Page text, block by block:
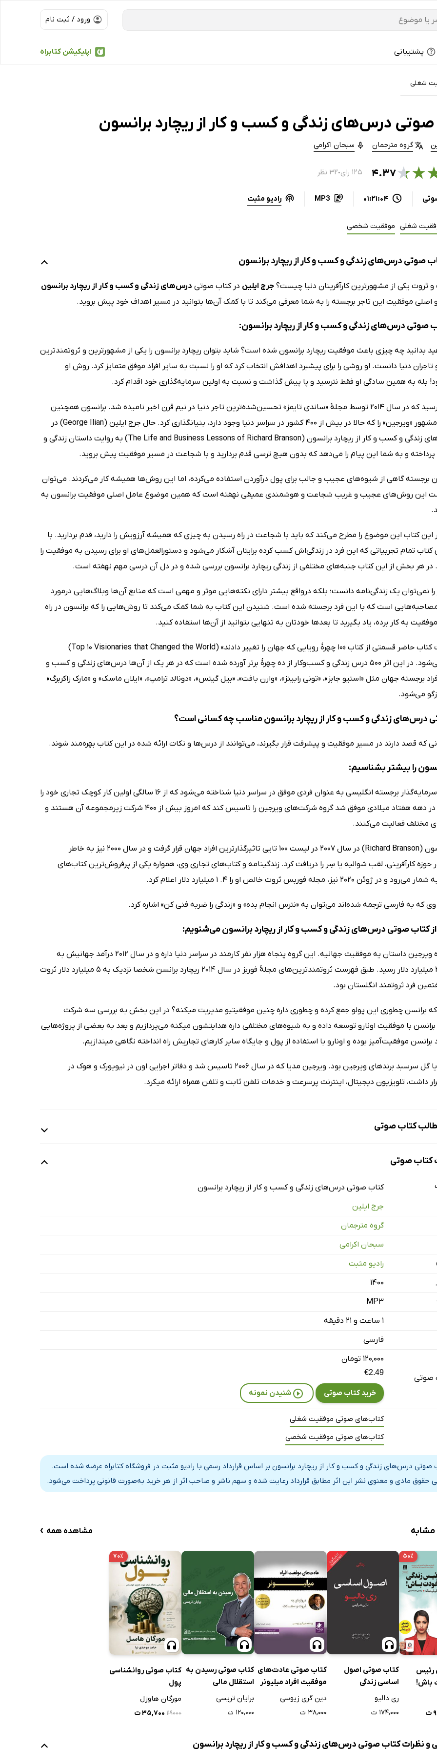
ورود / ثبت نام
اپلیکیشن کتابراه پشتیبانی
شغلی
درس‌های زندگی و کسب و کار از ریچارد برانسون
گروه مترجمان سبحان اکرامی
★
★۴.۳۷ ۱۲۵ رای ● ۳۲ نظر
01:21:04
MP3 رادیو مثبت
شغلی موفقیت شخصی
صوتی درس‌های زندگی و کسب و کار از ریچارد برانسون
و ثروت یکی از مشهورترین کارآفرینان دنیا چیست؟ جرج ایلین در کتاب صوتی درس‌های زندگی و کسب و کار از ریچارد برانسون
اصلی موفقیت این تاجر برجسته را به شما معرفی می‌کند تا با کمک آن‌ها بتوانید در مسیر اهداف خود پیش بروید.
صوتی درس‌های زندگی و کسب و کار از ریچارد برانسون:
بدانید چه چیزی باعث موفقیت ریچارد برانسون شده است؟ شاید بتوان ریچارد برانسون را یکی از مشهورترین و ثروتمندترین
و تاجران دنیا دانست. او روشی را برای پیشبرد اهدافش انتخاب کرد که او را نسبت به سایر افراد موفق متمایز کرد. روش او
بله به همین سادگی او فقط نترسید و پا پیش گذاشت و نسبت به اولین سرمایه‌گذاری خود اقدام کرد.
او تا جایی رسید که در سال 2014 توسط مجلهٔ «ساندی تایمز» تحسین‌شده‌ترین تاجر دنیا در نیم قرن اخیر نامیده شد. برانسون همچنین
شرکت‌های مشهور «ویرجین» را که حالا در بیش از 400 کشور در سراسر دنیا وجود دارد، بنیانگذاری کرد. حال جرج ایلین (George Ilian) در
کتاب درس‌های زندگی و کسب و کار از ریچارد برانسون (The Life and Business Lessons of Richard Branson) به روایت داستان زندگی و
و به شما این پیام را می‌دهد که بدون هیچ ترسی قدم بردارید و با شجاعت در مسیر موفقیت پیش بروید.
برجسته گاهی از شیوه‌های عجیب و جالب برای پول درآوردن استفاده می‌کرده، اما این روش‌ها همیشه کار می‌کردند. می‌توان
این روش‌های عجیب و غریب شجاعت و هوشمندی عمیقی نهفته است که همین موضوع عامل اصلی موفقیت برانسون به
این کتاب این موضوع را مطرح می‌کند که باید با شجاعت در راه رسیدن به چیزی که همیشه آرزویش را دارید، قدم بردارید. با
تمام تجربیاتی که این فرد در زندگی‌اش کسب کرده برایتان آشکار می‌شود و دستورالعمل‌های او برای رسیدن به موفقیت را
در هر بخش از این کتاب جنبه‌های مختلفی از زندگی ریچارد برانسون بررسی شده و در دل آن درسی مهم نهفته است.
نمی‌توان یک زندگی‌نامه دانست؛ بلکه درواقع بیشتر دارای نکته‌هایی موثر و مهمی است که منابع آن‌ها وبلاگ‌هایی درمورد
است که با این فرد برجسته شده است. شنیدن این کتاب به شما کمک می‌کند تا روش‌هایی را که برانسون در راه
به کار برده، یاد بگیرید تا بعدها خودتان به تنهایی بتوانید از آن‌ها استفاده کنید.
گفتنی است کتاب حاضر قسمتی از کتاب «10 چهرۀ رویایی که جهان را تغییر دادند» (Top 10 Visionaries that Changed the World)
محسوب می‌شود. در این اثر 500 درس زندگی و کسب‌وکار از ده چهرۀ برتر آورده شده است که در هر یک از آن‌ها درس‌های زندگی و کسب و
برجسته جهان مثل «استیو جابز»، «تونی رابینز»، «وارن بافت»، «بیل گیتس»، «دونالد ترامپ»، «ایلان ماسک» و «مارک زاکربرگ»
می‌شود.
درس‌های زندگی و کسب و کار از ریچارد برانسون مناسب چه کسانی است؟
که قصد دارند در مسیر موفقیت و پیشرفت قرار بگیرند، می‌توانند از درس‌ها و نکات ارائه شده در این کتاب بهره‌مند شوند.
را بیشتر بشناسیم:
این تاجر و سرمایه‌گذار برجسته انگلیسی به عنوان فردی موفق در سراسر دنیا شناخته می‌شود که از 16 سالگی اولین کار کوچک تجاری خود را
آغاز کرد. او در دهه هفتاد میلادی موفق شد گروه شرکت‌های ویرجین را تاسیس کند که امروز بیش از 400 شرکت زیرمجموعه آن هستند و
مختلف فعالیت می‌کنند.
ریچارد برانسون (Richard Branson) در سال 2007 در لیست 100 تایی تاثیرگذارترین افراد جهان قرار گرفت و در سال 2000 نیز به خاطر
کارآفرینی، لقب شوالیه یا سِر را دریافت کرد. زندگینامه و کتاب‌های تجاری وی، همواره یکی از پرفروش‌ترین کتاب‌های
2020 نیز، مجله فوربس ثروت خالص او را 4. 1 میلیارد دلار اعلام کرد.
وی که به فارسی ترجمه شده‌اند می‌توان به «نترس انجام بده» و «زندگی را ضربه فنی کن» اشاره کرد.
کتاب صوتی درس‌های زندگی و کسب و کار از ریچارد برانسون می‌شنویم:
ماجرای گروه ویرجین داستان یه موفقیت جهانیه. این گروه پنجاه هزار نفر کارمند در سراسر دنیا داره و در سال 2012 درآمد جهانیش به
بیشتر از 24 میلیارد دلار رسید. طبق فهرست ثروتمندترین‌های مجلهٔ فوربز در سال 2014 ریچارد برانسن شخصا نزدیک به 5 میلیارد دلار ثروت
فرد ثروتمند انگلستان بود.
برانسن چطوری این پولو جمع کرده و چطوری داره چنین موفقیتیو مدیریت میکنه؟ در این بخش به بررسی سه شرکت
با موفقیت اونارو توسعه داده و به شیوه‌های مختلفی داره هدایتشون میکنه می‌پردازیم و بعد به بعضی از پروژه‌هایی
برانسن موفقیت‌آمیز بوده و اونارو با استفاده از پول و جایگاه سایر کارهای تجاریش راه انداخته نگاهی میندازیم.
ویرجین مدیا گل سرسبد برندهای ویرجین بود. ویرجین مدیا که در سال 2006 تاسیس شد و دفاتر اجرایی اون در نیویورک و هوک در
داشت، تلویزیون دیجیتال، اینترنت پرسرعت و خدمات تلفن ثابت و تلفن همراه ارائه میکرد.
کتاب صوتی
یک: شروع کسب‌وکار
دو
چهارصد شرکت
دو
سه
صوتی
کتاب صوتی درس‌های زندگی و کسب و کار از ریچارد برانسون
جرج ایلین
گروه مترجمان
سبحان اکرامی
رادیو مثبت
۱۴۰۰
MP3
۱ ساعت و ۲۱ دقیقه
فارسی
صوتی
۱۲۰,۰۰۰ تومان
€2.49
خرید کتاب صوتی شنیدن نمونه
کتاب‌های صوتی موفقیت شغلی
کتاب‌های صوتی موفقیت شخصی
صوتی درس‌های زندگی و کسب و کار از ریچارد برانسون بر اساس قرارداد رسمی با رادیو مثبت در فروشگاه کتابراه عرضه شده است.
حقوق مادی و معنوی نشر این اثر مطابق قرارداد رعایت شده و سهم ناشر و صاحب اثر از هر خرید به‌صورت قانونی پرداخت می‌شود.
مشاهده همه ›
۵۰٪
رئیس
باش!
کتاب صوتی اصول
اساسی زندگی
ری دالیو
۱۷۴,۰۰۰ ت
کتاب صوتی عادت‌های
موفقیت افراد میلیونر
دین گری زیوسی
۳۸,۰۰۰ ت
کتاب صوتی رسیدن به
استقلال مالی
برایان تریسی
۱۲۰,۰۰۰ ت
۷۰٪
کتاب صوتی روانشناسی
پول
مورگان هاوزل
۱۱۹۰۰۰ ۳۵,۷۰۰ ت
و نظرات کتاب صوتی درس‌های زندگی و کسب و کار از ریچارد برانسون